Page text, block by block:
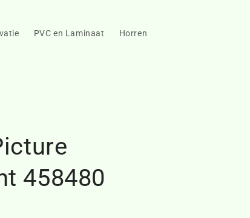
PVC en Laminaat Horren
458480